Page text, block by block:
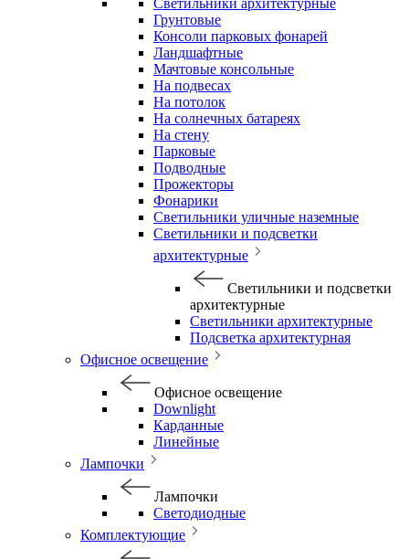
Светильники архитектурные
Грунтовые
Консоли парковых фонарей
Ландшафтные
Мачтовые консольные
На подвесах
На потолок
На солнечных батареях
На стену
Парковые
Подводные
Прожекторы
Фонарики
Светильники уличные наземные
Светильники и подсветки
архитектурные
Светильники и подсветки
архитектурные
Светильники архитектурные
Подсветка архитектурная
Офисное освещение
Офисное освещение
Downlight
Карданные
Линейные
Лампочки
Лампочки
Светодиодные
Комплектующие